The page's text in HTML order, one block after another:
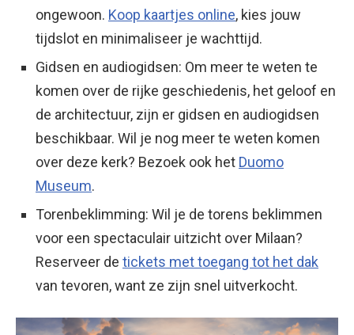
ongewoon. Koop kaartjes online, kies jouw
tijdslot en minimaliseer je wachttijd.
Gidsen en audiogidsen: Om meer te weten te
komen over de rijke geschiedenis, het geloof en
de architectuur, zijn er gidsen en audiogidsen
beschikbaar. Wil je nog meer te weten komen
over deze kerk? Bezoek ook het Duomo
Museum.
Torenbeklimming: Wil je de torens beklimmen
voor een spectaculair uitzicht over Milaan?
Reserveer de tickets met toegang tot het dak
van tevoren, want ze zijn snel uitverkocht.